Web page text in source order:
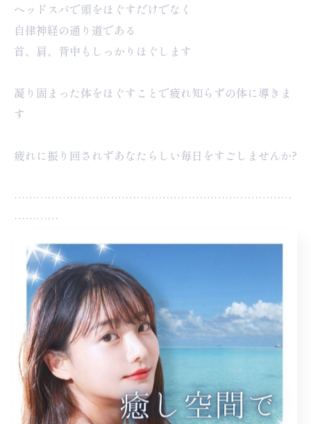
ヘッドスパで頭をほぐすだけでなく
自律神経の通り道である
首、肩、背中もしっかりほぐします
凝り固まった体をほぐすことで疲れ知らずの体に導きま
す
疲れに振り回されずあなたらしい毎日をすごしませんか?
…………………………………………………………………
…………
📍福岡市東区香椎宮そば
ドライヘッドスパサロン
GRANDBLUE
ご予約はプロフィールリンクもしくはDMから
福岡市でヘッドスパなら、「GRANDBLUE／ドライヘ
ッドスパサロン」へ！ 福岡県福岡市の香椎神宮駅より徒